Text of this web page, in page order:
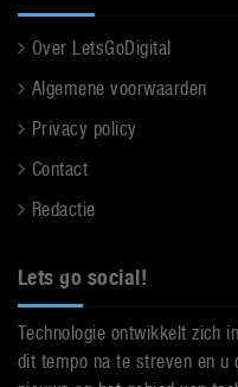
Over LetsGoDigital
Algemene voorwaarden
Privacy policy
Contact
Redactie
Lets go social!
Technologie ontwikkelt zich
dit tempo na te streven en u